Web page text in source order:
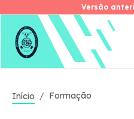
Versão
Versão
Início Formação